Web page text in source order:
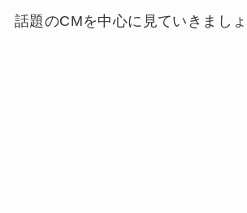
話題のCMを中心に見ていきましょ